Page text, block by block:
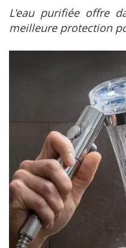
L'eau purifiée offre
meilleure protection